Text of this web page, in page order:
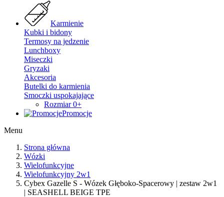
Karmienie
Kubki i bidony
Termosy na jedzenie
Lunchboxy
Miseczki
Gryzaki
Akcesoria
Butelki do karmienia
Smoczki uspokajające
Rozmiar 0+
Promocje
Menu
Strona główna
Wózki
Wielofunkcyjne
Wielofunkcyjny 2w1
Cybex Gazelle S - Wózek Głęboko-Spacerowy | zestaw 2w1
| SEASHELL BEIGE TPE